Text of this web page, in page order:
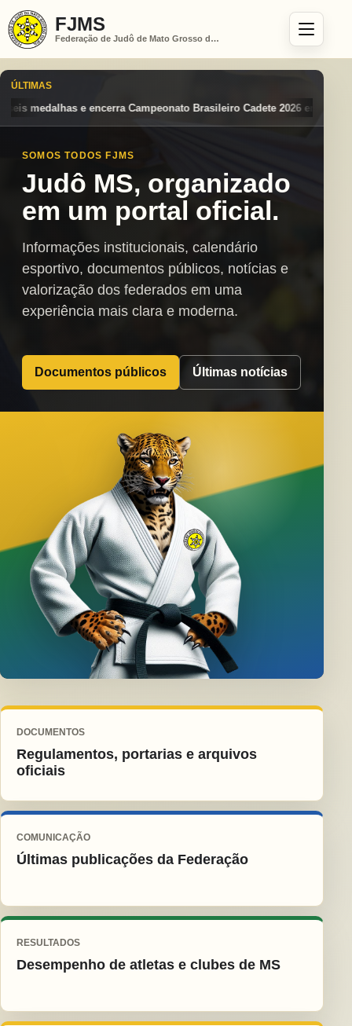
FJMS
Federação de Judô de Mato Grosso do Sul
ÚLTIMAS
Brasileiro Cadete 2026 entre os destaques nacionais Mato
SOMOS TODOS FJMS
Judô MS, organizado
em um portal oficial.
Informações institucionais, calendário
esportivo, documentos públicos, notícias e
valorização dos federados em uma
experiência mais clara e moderna.
Documentos públicos Últimas notícias
DOCUMENTOS
Regulamentos, portarias e arquivos
oficiais
COMUNICAÇÃO
Últimas publicações da Federação
RESULTADOS
Desempenho de atletas e clubes de MS